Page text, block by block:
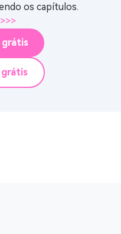
os capítulos.
grátis
grátis